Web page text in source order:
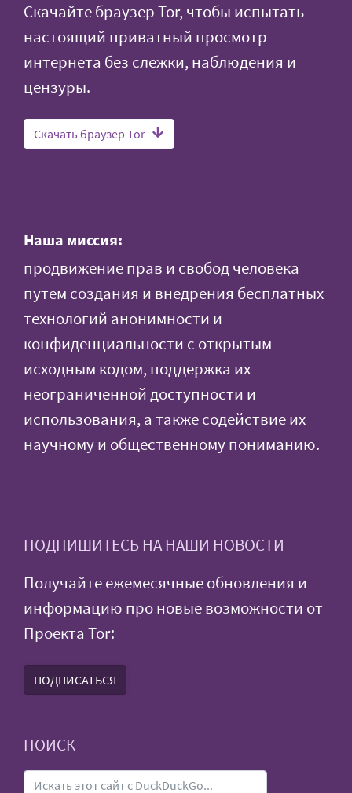
Скачайте браузер Tor, чтобы испытать
настоящий приватный просмотр
интернета без слежки, наблюдения и
цензуры.
Скачать браузер Tor
Наша миссия:
продвижение прав и свобод человека
путем создания и внедрения бесплатных
технологий анонимности и
конфиденциальности с открытым
исходным кодом, поддержка их
неограниченной доступности и
использования, а также содействие их
научному и общественному пониманию.
ПОДПИШИТЕСЬ НА НАШИ НОВОСТИ
Получайте ежемесячные обновления и
информацию про новые возможности от
Проекта Tor:
ПОДПИСАТЬСЯ
ПОИСК